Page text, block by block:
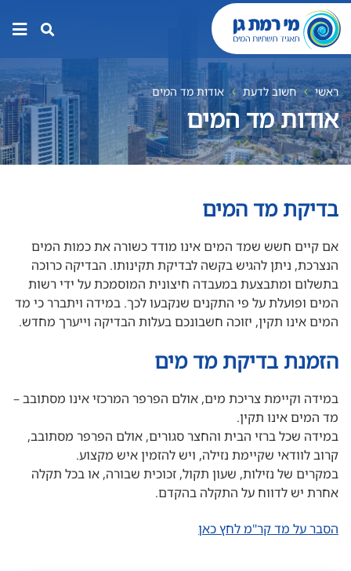
ראשי חשוב לדעת אודות מד המים
אודות מד המים
בדיקת מד המים
אם קיים חשש שמד המים אינו מודד כשורה את כמות המים
הנצרכת, ניתן להגיש בקשה לבדיקת תקינותו. הבדיקה כרוכה
בתשלום ומתבצעת במעבדה חיצונית המוסמכת על ידי רשות
המים ופועלת על פי התקנים שנקבעו לכך. במידה ויתברר כי מד
המים אינו תקין, יזוכה חשבונכם בעלות הבדיקה וייערך מחדש.
הזמנת בדיקת מד מים
במידה וקיימת צריכת מים, אולם הפרפר המרכזי אינו מסתובב –
מד המים אינו תקין.
במידה שכל ברזי הבית והחצר סגורים, אולם הפרפר מסתובב,
קרוב לוודאי שקיימת נזילה, ויש להזמין איש מקצוע.
במקרים של נזילות, שעון תקול, זכוכית שבורה, או בכל תקלה
אחרת יש לדווח על התקלה בהקדם.
הסבר על מד קר"מ לחץ כאן